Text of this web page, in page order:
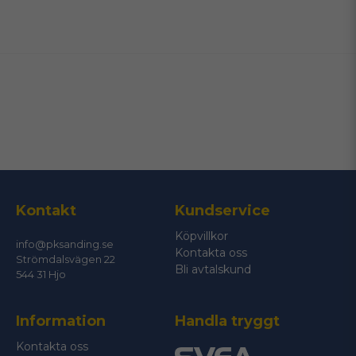
Ja, ni får publicera min fråga
Skicka fråga
Kontakt
info@pksanding.se
Strömdalsvägen 22
544 31 Hjo
Kundservice
Köpvillkor
Kontakta oss
Bli avtalskund
Information
Kontakta oss
Handla tryggt